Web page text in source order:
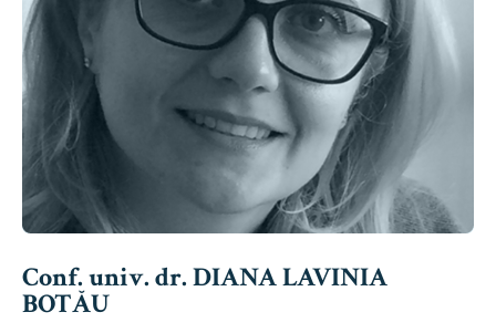
Conf. univ. dr. DIANA LAVINIA
BOTĂU